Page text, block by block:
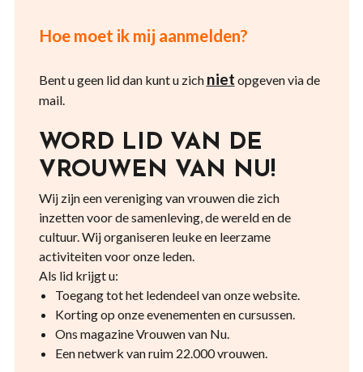
Hoe moet ik mij aanmelden?
Bent u geen lid dan kunt u zich niet opgeven via de
mail.
WORD LID VAN DE
VROUWEN VAN NU!
Wij zijn een vereniging van vrouwen die zich
inzetten voor de samenleving, de wereld en de
cultuur. Wij organiseren leuke en leerzame
activiteiten voor onze leden.
Als lid krijgt u:
Toegang tot het ledendeel van onze website.
Korting op onze evenementen en cursussen.
Ons magazine Vrouwen van Nu.
Een netwerk van ruim 22.000 vrouwen.